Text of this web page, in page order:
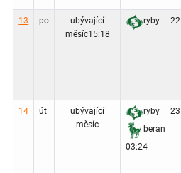
13 po
ubývající
měsíc15:18
ryby 22
14 út
ubývající
měsíc
ryby
beran
03:24
23